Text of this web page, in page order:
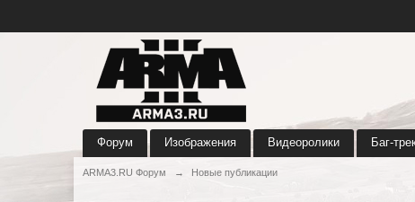
Форум Изображения Видеоролики Баг-
ARMA3.RU Форум → Новые публикации